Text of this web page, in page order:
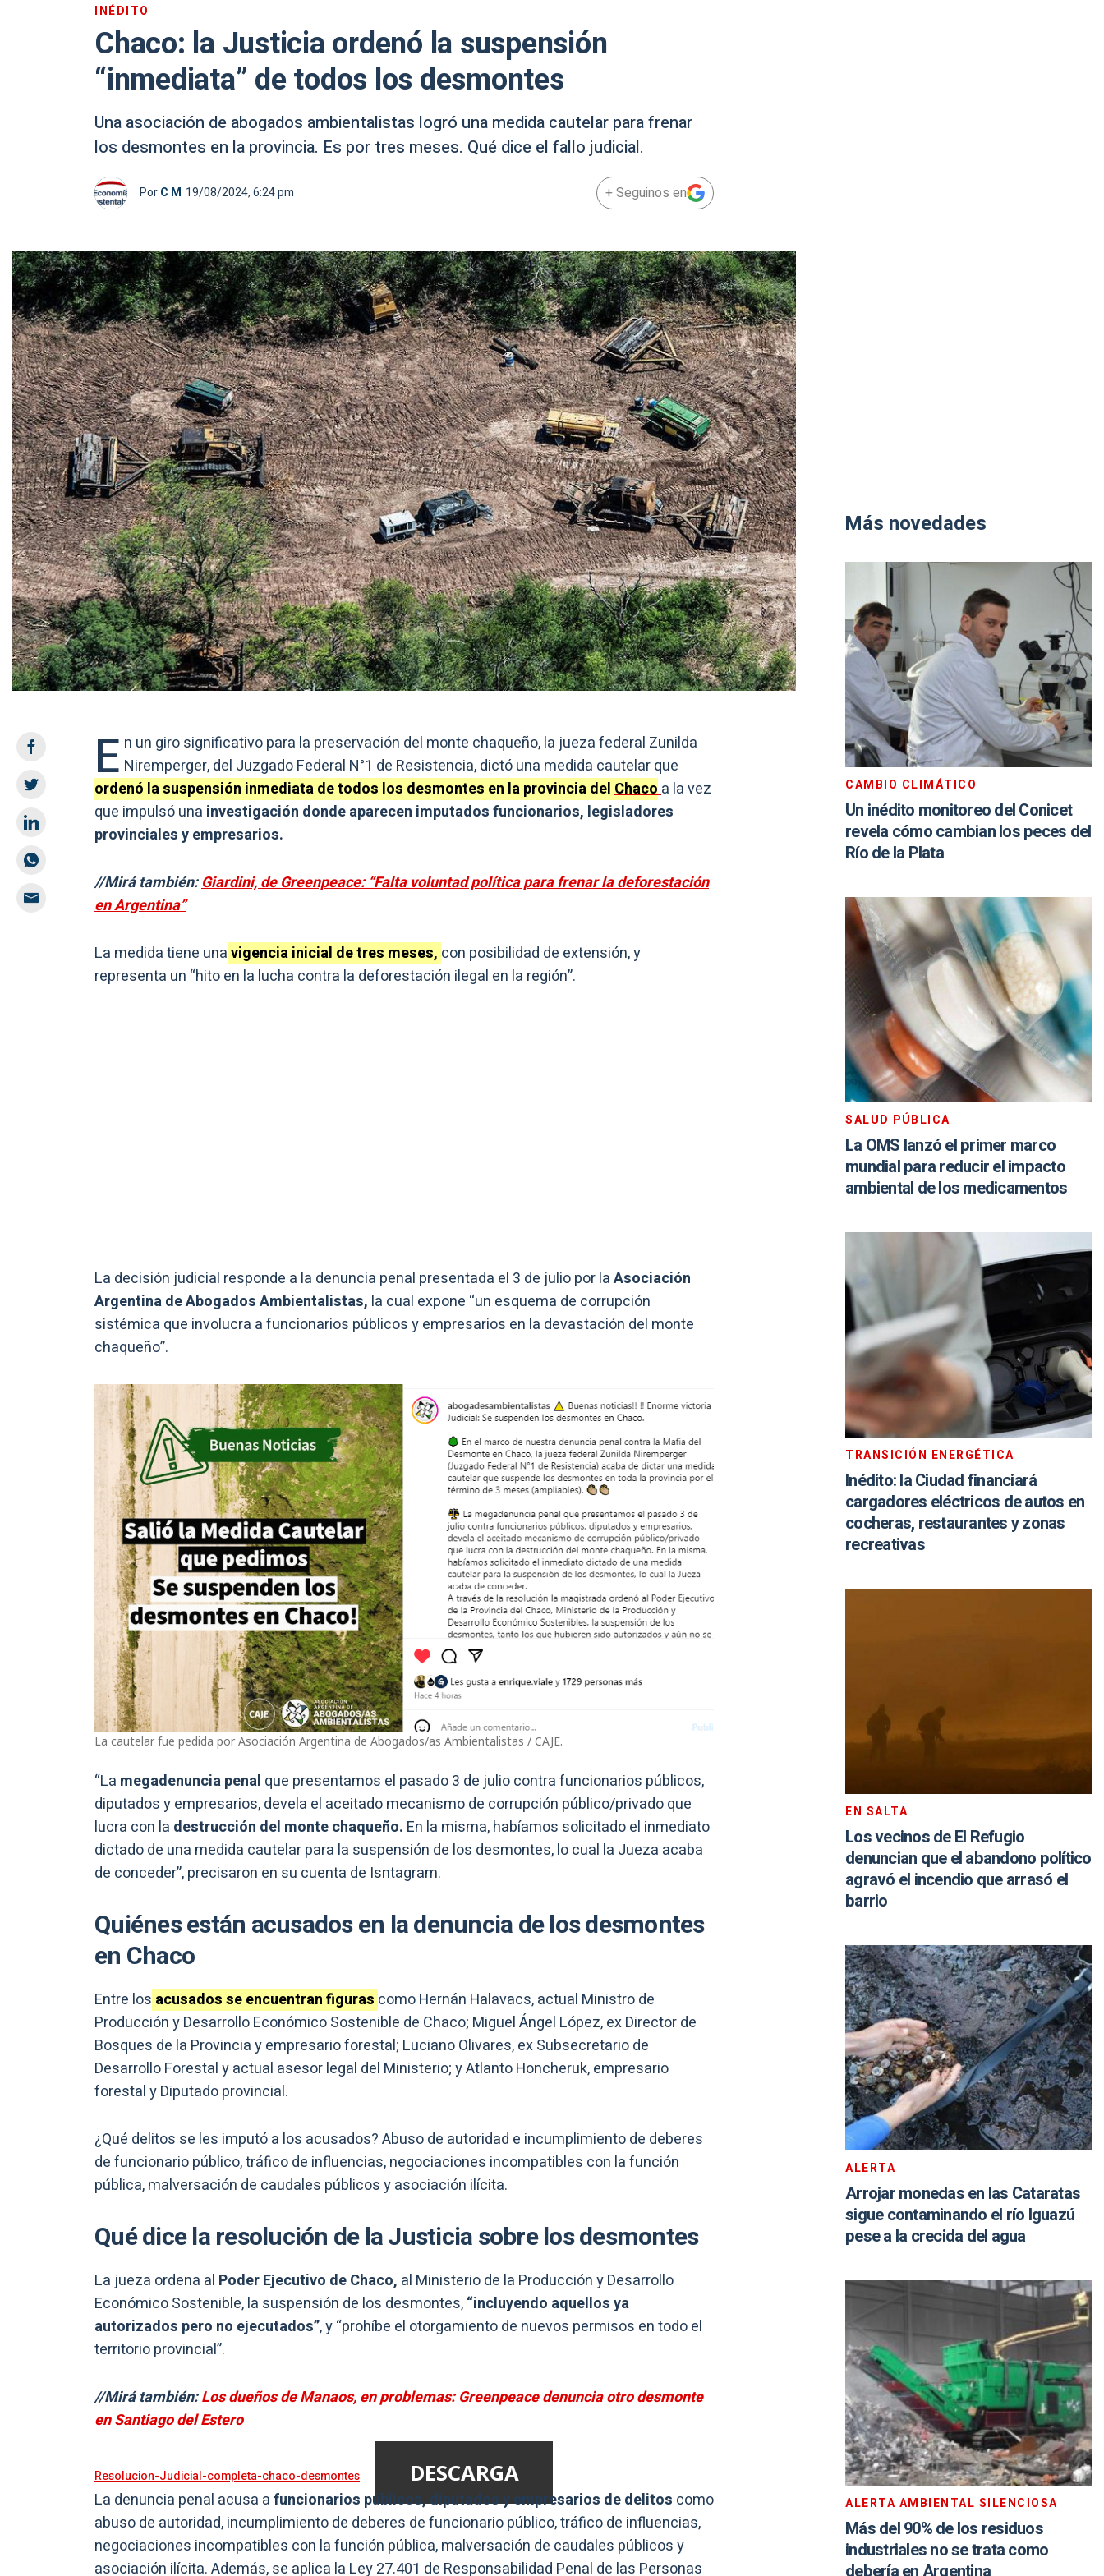
INÉDITO
Chaco: la Justicia ordenó la suspensión
“inmediata” de todos los desmontes
Una asociación de abogados ambientalistas logró una medida cautelar para frenar
los desmontes en la provincia. Es por tres meses. Qué dice el fallo judicial.
PorC M 19/08/2024, 6:24 pm + Seguinos en
E n un giro significativo para la preservación del monte chaqueño, la jueza federal Zunilda
Niremperger, del Juzgado Federal N°1 de Resistencia, dictó una medida cautelar que
ordenó la suspensión inmediata de todos los desmontes en la provincia delChacoa la vez
que impulsó una investigación donde aparecen imputados funcionarios, legisladores
provinciales y empresarios.
//Mirá también:Giardini, de Greenpeace: “Falta voluntad política para frenar la deforestación
en Argentina”
La medida tiene unavigencia inicial de tres meses, con posibilidad de extensión, y
representa un “hito en la lucha contra la deforestación ilegal en la región”.
La decisión judicial responde a la denuncia penal presentada el 3 de julio por laAsociación
Argentina de Abogados Ambientalistas, la cual expone “un esquema de corrupción
sistémica que involucra a funcionarios públicos y empresarios en la devastación del monte
chaqueño”.
La cautelar fue pedida por Asociación Argentina de Abogados/as Ambientalistas / CAJE.
“La megadenuncia penal que presentamos el pasado 3 de julio contra funcionarios públicos,
diputados y empresarios, devela el aceitado mecanismo de corrupción público/privado que
lucra con la destrucción del monte chaqueño. En la misma, habíamos solicitado el inmediato
dictado de una medida cautelar para la suspensión de los desmontes, lo cual la Jueza acaba
de conceder”, precisaron en su cuenta de Isntagram.
Quiénes están acusados en la denuncia de los desmontes
en Chaco
Entre los acusados se encuentran figuras como Hernán Halavacs, actual Ministro de
Producción y Desarrollo Económico Sostenible de Chaco; Miguel Ángel López, ex Director de
Bosques de la Provincia y empresario forestal; Luciano Olivares, ex Subsecretario de
Desarrollo Forestal y actual asesor legal del Ministerio; y Atlanto Honcheruk, empresario
forestal y Diputado provincial.
¿Qué delitos se les imputó a los acusados? Abuso de autoridad e incumplimiento de deberes
de funcionario público, tráfico de influencias, negociaciones incompatibles con la función
pública, malversación de caudales públicos y asociación ilícita.
Qué dice la resolución de la Justicia sobre los desmontes
La jueza ordena al Poder Ejecutivo de Chaco, al Ministerio de la Producción y Desarrollo
Económico Sostenible, la suspensión de los desmontes,“incluyendo aquellos ya
autorizados pero no ejecutados”, y “prohíbe el otorgamiento de nuevos permisos en todo el
territorio provincial”.
//Mirá también:Los dueños de Manaos, en problemas: Greenpeace denuncia otro desmonte
en Santiago del Estero
Resolucion-Judicial-completa-chaco-desmontes DESCARGA
La denuncia penal acusa afuncionarios públicos, diputados y empresarios de delitos como
abuso de autoridad, incumplimiento de deberes de funcionario público, tráfico de influencias,
negociaciones incompatibles con la función pública, malversación de caudales públicos y
asociación ilícita. Además, se aplica la Ley 27.401 de Responsabilidad Penal de las Personas
Más novedades
CAMBIO CLIMÁTICO
Un inédito monitoreo del Conicet
revela cómo cambian los peces del
Río de la Plata
SALUD PÚBLICA
La OMS lanzó el primer marco
mundial para reducir el impacto
ambiental de los medicamentos
TRANSICIÓN ENERGÉTICA
Inédito: la Ciudad financiará
cargadores eléctricos de autos en
cocheras, restaurantes y zonas
recreativas
EN SALTA
Los vecinos de El Refugio
denuncian que el abandono político
agravó el incendio que arrasó el
barrio
ALERTA
Arrojar monedas en las Cataratas
sigue contaminando el río Iguazú
pese a la crecida del agua
ALERTA AMBIENTAL SILENCIOSA
Más del 90% de los residuos
industriales no se trata como